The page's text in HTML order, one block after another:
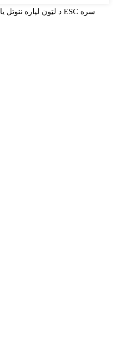
د لټون لپاره ننوتل یا ESC سره